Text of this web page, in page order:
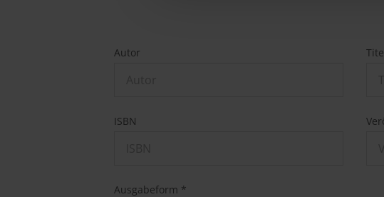
Autor
ISBN
Ausgabeform *